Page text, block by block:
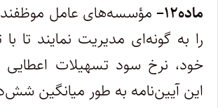
ماده۱۲– مؤسسه‌های عامل
را به گونه‌ای مدیریت نمایند تا با
خود، نرخ سود تسهیلات اعطایی
این آیین‌نامه به طور میانگین